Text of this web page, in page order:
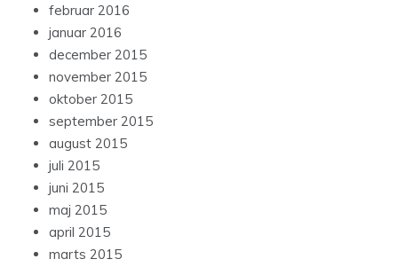
februar 2016
januar 2016
december 2015
november 2015
oktober 2015
september 2015
august 2015
juli 2015
juni 2015
maj 2015
april 2015
marts 2015